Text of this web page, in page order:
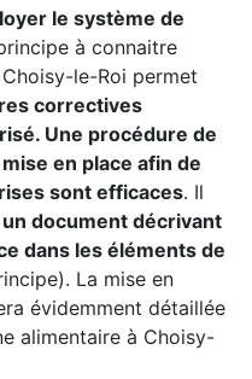
le système de
à connaitre
le-Roi permet
correctives
Une procédure de
en place afin de
sont efficaces. Il
un document décrivant
dans les éléments de
La mise en
évidemment détaillée
alimentaire à Choisy-